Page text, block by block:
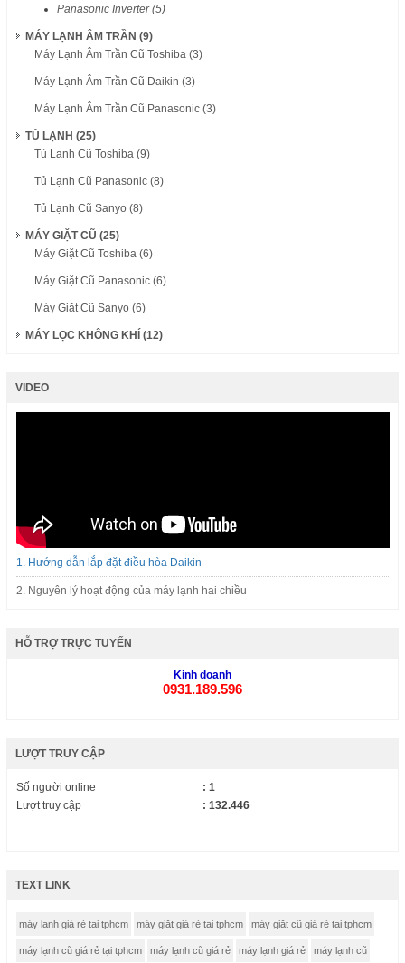
Panasonic Inverter (5)
MÁY LẠNH ÂM TRẦN (9)
Máy Lạnh Âm Trần Cũ Toshiba (3)
Máy Lạnh Âm Trần Cũ Daikin (3)
Máy Lạnh Âm Trần Cũ Panasonic (3)
TỦ LẠNH (25)
Tủ Lạnh Cũ Toshiba (9)
Tủ Lạnh Cũ Panasonic (8)
Tủ Lạnh Cũ Sanyo (8)
MÁY GIẶT CŨ (25)
Máy Giặt Cũ Toshiba (6)
Máy Giặt Cũ Panasonic (6)
Máy Giặt Cũ Sanyo (6)
MÁY LỌC KHÔNG KHÍ (12)
VIDEO
1. Hướng dẫn lắp đặt điều hòa Daikin
2. Nguyên lý hoạt động của máy lạnh hai chiều
HỖ TRỢ TRỰC TUYẾN
Kinh doanh
0931.189.596
LƯỢT TRUY CẬP
Số người online
: 1
Lượt truy cập
: 132.446
TEXT LINK
máy lạnh giá rẻ tại tphcm máy giặt giá rẻ tại tphcm máy giặt cũ giá rẻ tại tphcm
máy lạnh cũ giá rẻ tại tphcm máy lạnh cũ giá rẻ máy lạnh giá rẻ máy lạnh cũ